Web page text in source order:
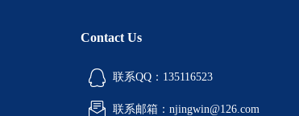
Contact Us
联系QQ：135116523
联系邮箱：njingwin@126.com